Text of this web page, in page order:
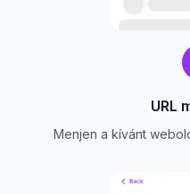
URL
Menjen a kívánt